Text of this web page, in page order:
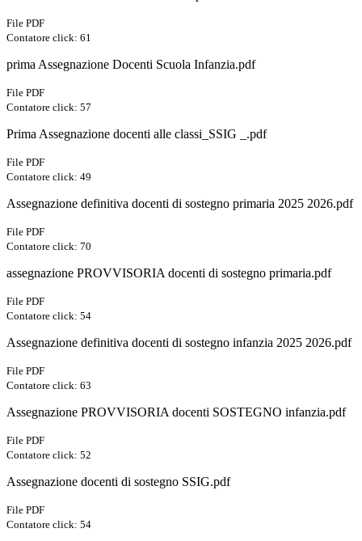
File PDF
Contatore click: 61
prima Assegnazione Docenti Scuola Infanzia.pdf
File PDF
Contatore click: 57
Prima Assegnazione docenti alle classi_SSIG _.pdf
File PDF
Contatore click: 49
Assegnazione definitiva docenti di sostegno primaria 2025 2026.pdf
File PDF
Contatore click: 70
assegnazione PROVVISORIA docenti di sostegno primaria.pdf
File PDF
Contatore click: 54
Assegnazione definitiva docenti di sostegno infanzia 2025 2026.pdf
File PDF
Contatore click: 63
Assegnazione PROVVISORIA docenti SOSTEGNO infanzia.pdf
File PDF
Contatore click: 52
Assegnazione docenti di sostegno SSIG.pdf
File PDF
Contatore click: 54